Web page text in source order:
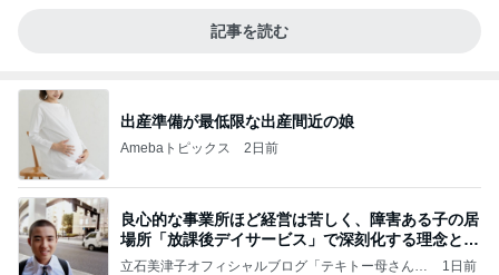
記事を読む
出産準備が最低限な出産間近の娘
Amebaトピックス 2日前
良心的な事業所ほど経営は苦しく、障害ある子の居
場所「放課後デイサービス」で深刻化する理念と現
実の
立石美津子オフィシャルブログ「テキトー母さんの
1日前